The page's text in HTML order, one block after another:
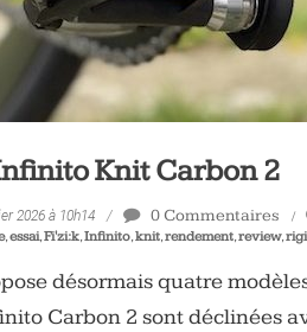
Knit Carbon 2
2026 à 10h14 0 Commentaires
,essai,Fi'zi:k,Infinito,knit,rendement,review,
désormais quatre
Carbon 2 sont déclinées